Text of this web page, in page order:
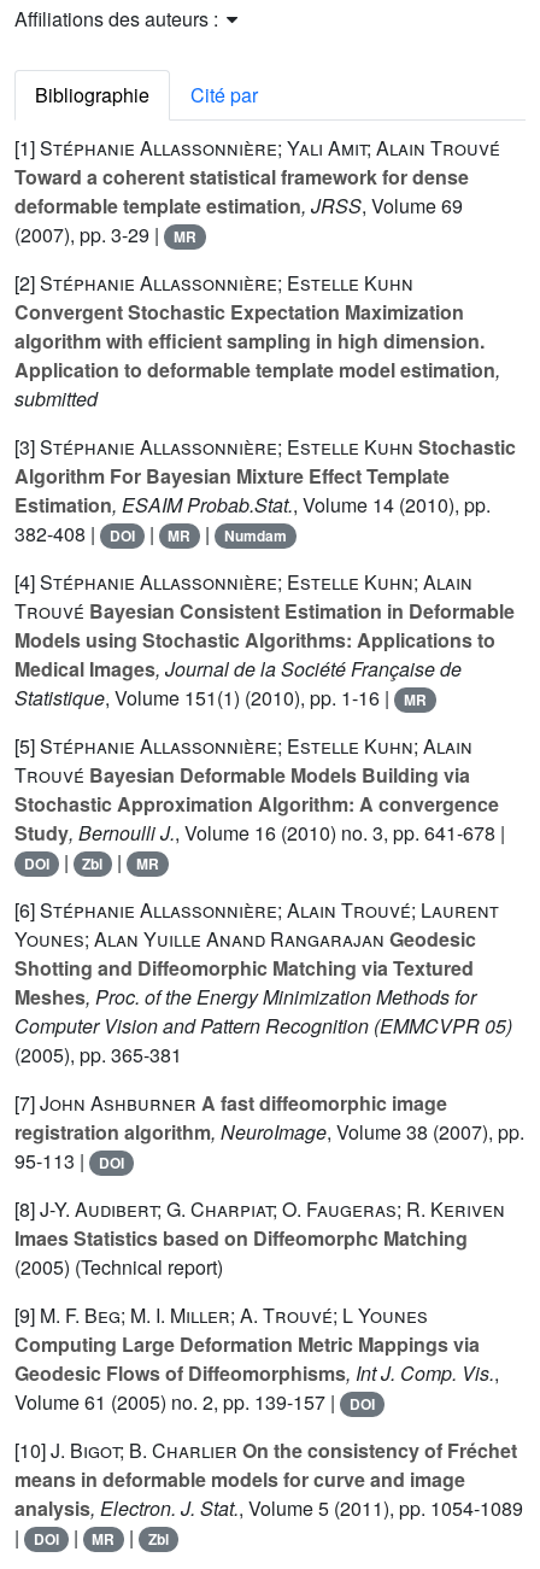
Affiliations des auteurs :
Bibliographie
Cité par
[1]Stéphanie Allassonnière; Yali Amit; Alain Trouvé
Toward a coherent statistical framework for dense
deformable template estimation, JRSS, Volume 69
(2007), pp. 3-29 |
MR
[2]Stéphanie Allassonnière; Estelle Kuhn
Convergent Stochastic Expectation Maximization
algorithm with efficient sampling in high dimension.
Application to deformable template model estimation,
submitted
[3]Stéphanie Allassonnière; Estelle Kuhn Stochastic
Algorithm For Bayesian Mixture Effect Template
Estimation, ESAIM Probab.Stat., Volume 14 (2010), pp.
382-408 |
DOI | MR | Numdam
[4]Stéphanie Allassonnière; Estelle Kuhn; Alain
Trouvé Bayesian Consistent Estimation in Deformable
Models using Stochastic Algorithms: Applications to
Medical Images, Journal de la Société Française de
Statistique, Volume 151(1) (2010), pp. 1-16 | MR
[5]Stéphanie Allassonnière; Estelle Kuhn; Alain
Trouvé Bayesian Deformable Models Building via
Stochastic Approximation Algorithm: A convergence
Study, Bernoulli J., Volume 16 (2010) no. 3, pp. 641-678 |
DOI | Zbl | MR
[6]Stéphanie Allassonnière; Alain Trouvé; Laurent
Younes; Alan Yuille Anand Rangarajan Geodesic
Shotting and Diffeomorphic Matching via Textured
Meshes, Proc. of the Energy Minimization Methods for
Computer Vision and Pattern Recognition (EMMCVPR 05)
(2005), pp. 365-381
[7]John Ashburner A fast diffeomorphic image
registration algorithm, NeuroImage, Volume 38 (2007), pp.
95-113 |
DOI
[8]J-Y. Audibert; G. Charpiat; O. Faugeras; R. Keriven
Imaes Statistics based on Diffeomorphc Matching
(2005) (Technical report)
[9] M. F. Beg; M. I. Miller; A. Trouvé; L Younes
Computing Large Deformation Metric Mappings via
Geodesic Flows of Diffeomorphisms, Int J. Comp. Vis.,
Volume 61 (2005) no. 2, pp. 139-157 | DOI
[10]J. Bigot; B. Charlier On the consistency of Fréchet
means in deformable models for curve and image
analysis, Electron. J. Stat., Volume 5 (2011), pp. 1054-1089
|
DOI | MR | Zbl